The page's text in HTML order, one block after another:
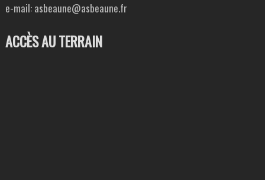
e-mail: asbeaune@asbeaune.fr
ACCÈS AU TERRAIN